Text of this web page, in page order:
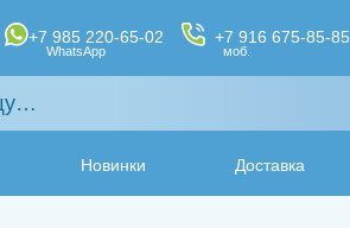
+7 985 220-65-02
WhatsApp
+7 916 675-85-85
моб.
Новинки Доставка